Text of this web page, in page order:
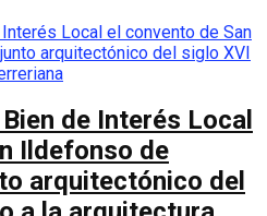
de Interés Local
Ildefonso de
arquitectónico del